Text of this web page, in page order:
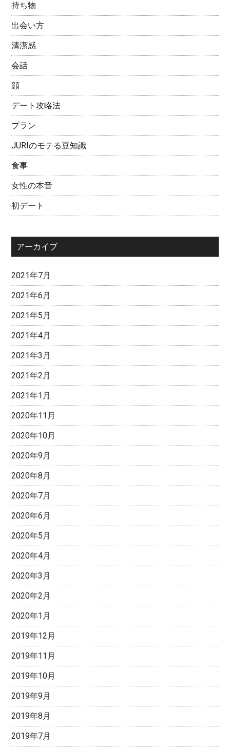
持ち物
出会い方
清潔感
会話
顔
デート攻略法
プラン
JURIのモテる豆知識
食事
女性の本音
初デート
アーカイブ
2021年7月
2021年6月
2021年5月
2021年4月
2021年3月
2021年2月
2021年1月
2020年11月
2020年10月
2020年9月
2020年8月
2020年7月
2020年6月
2020年5月
2020年4月
2020年3月
2020年2月
2020年1月
2019年12月
2019年11月
2019年10月
2019年9月
2019年8月
2019年7月